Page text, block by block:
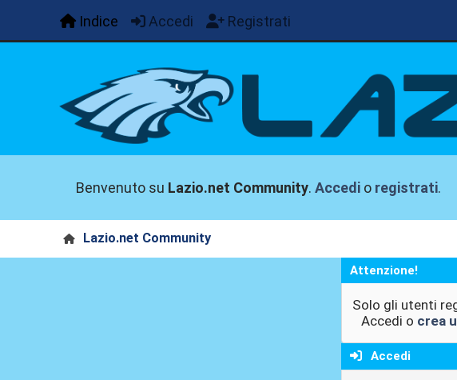
Indice Accedi Registrati
Benvenuto su Lazio.net Community.Accedi o registrati.
Lazio.net Community
Attenzione!
Solo gli utenti
Accedi o crea
Accedi